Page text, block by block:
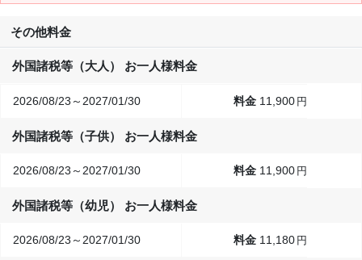
その他料金
外国諸税等（大人） お一人様料金
2026/08/23～2027/01/30 11,900 円
外国諸税等（子供） お一人様料金
2026/08/23～2027/01/30 11,900 円
外国諸税等（幼児） お一人様料金
2026/08/23～2027/01/30 11,180 円